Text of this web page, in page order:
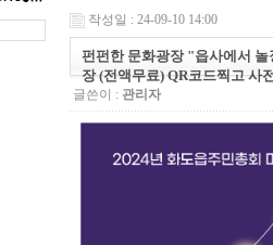
작성일 : 24-09-10 14:00
펀펀한 문화광장 "읍사에서
장 (전액무료) QR코드찍고 사
글쓴이 : 관리자